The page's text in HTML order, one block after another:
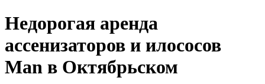
Недорогая аренда
ассенизаторов и илососов
Man в Октябрьском